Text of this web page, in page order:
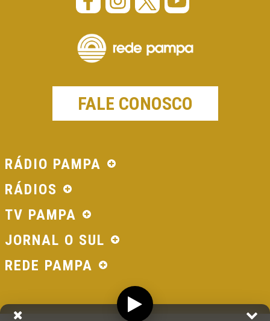
FALE CONOSCO
RÁDIO PAMPA
RÁDIOS
TV PAMPA
JORNAL O SUL
REDE PAMPA